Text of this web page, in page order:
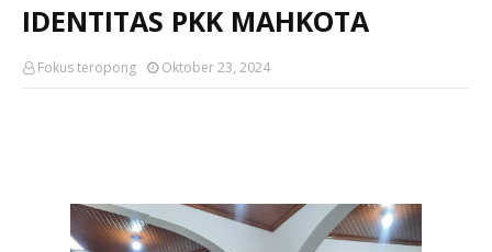
IDENTITAS PKK MAHKOTA
Fokus teropong Oktober 23, 2024